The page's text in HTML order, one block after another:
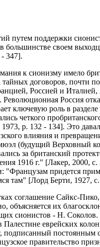
путем поддержки
большинстве своем
347].
к сионизму имело
тайных договоров, почти
Россией и
Россия
ключевую роль в
четкого
p. 132 - 134]. Это
влияния и
(будущий Верховный
за британский
1916 г." [Лакер, 2000,
"Французам придется
там" [Лорд Берти, 1927,
соглашение Сайкс-
объясняется их
сионистов - Н.
Палестине еврейских
подписанный
правительство